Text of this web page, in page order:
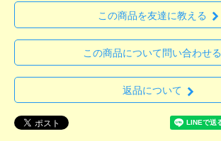
この商品を友達に教える
この商品について問い合わせる
返品について